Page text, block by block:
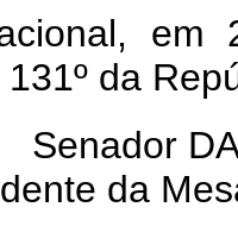
da
Senador
da